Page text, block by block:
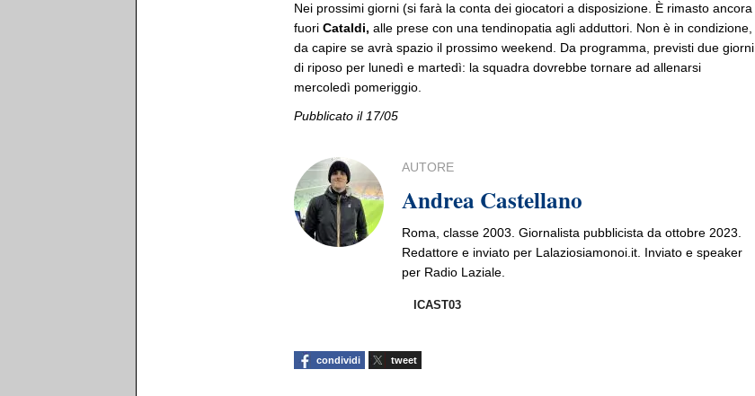
Nei prossimi giorni (si farà la conta dei giocatori a disposizione. È rimasto ancora
fuori Cataldi, alle prese con una tendinopatia agli adduttori. Non è in condizione,
da capire se avrà spazio il prossimo weekend. Da programma, previsti due giorni
di riposo per lunedì e martedì: la squadra dovrebbe tornare ad allenarsi
mercoledì pomeriggio.
Pubblicato il 17/05
AUTORE
Andrea Castellano
Roma, classe 2003. Giornalista pubblicista da ottobre 2023.
Redattore e inviato per Lalaziosiamonoi.it. Inviato e speaker
per Radio Laziale.
ICAST03
condividi tweet